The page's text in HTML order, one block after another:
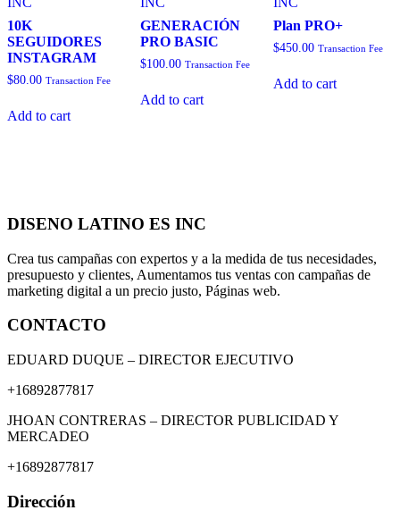
10K
SEGUIDORES
INSTAGRAM
$80.00 Transaction Fee
Add to cart
GENERACIÓN
PRO BASIC
$100.00 Transaction Fee
Add to cart
Plan PRO+
$450.00 Transaction Fee
Add to cart
DISENO LATINO ES INC
Crea tus campañas con expertos y a la medida de tus necesidades,
presupuesto y clientes, Aumentamos tus ventas con campañas de
marketing digital a un precio justo, Páginas web.
CONTACTO
EDUARD DUQUE – DIRECTOR EJECUTIVO
+16892877817
JHOAN CONTRERAS – DIRECTOR PUBLICIDAD Y
MERCADEO
+16892877817
Dirección